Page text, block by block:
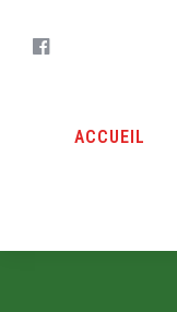
ACCUEIL